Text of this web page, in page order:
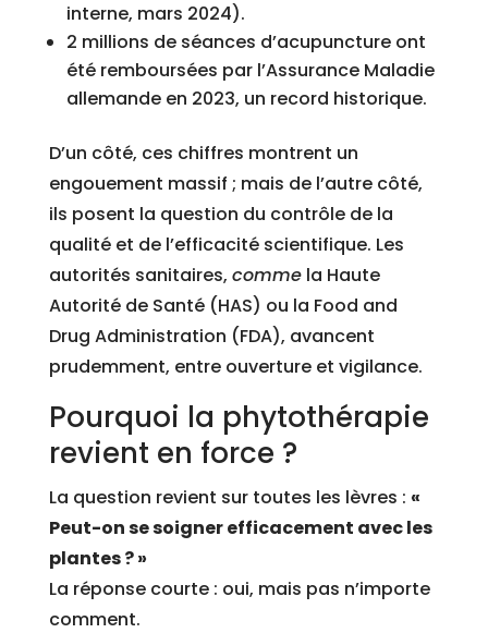
interne, mars 2024).
2 millions de séances d’acupuncture ont
été remboursées par l’Assurance Maladie
allemande en 2023, un record historique.
D’un côté, ces chiffres montrent un
engouement massif ; mais de l’autre côté,
ils posent la question du contrôle de la
qualité et de l’efficacité scientifique. Les
autorités sanitaires, commela Haute
Autorité de Santé (HAS) ou la Food and
Drug Administration (FDA), avancent
prudemment, entre ouverture et vigilance.
Pourquoi la phytothérapie
revient en force ?
La question revient sur toutes les lèvres : «
Peut-on se soigner efficacement avec les
plantes ? »
La réponse courte : oui, mais pas n’importe
comment.